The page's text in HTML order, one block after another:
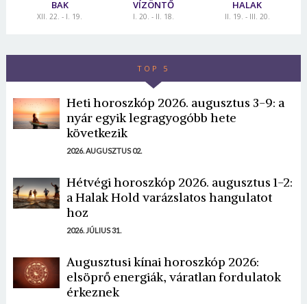
BAK
XII. 22. - I. 19.
VÍZÖNTŐ
I. 20. - II. 18.
HALAK
II. 19. - III. 20.
TOP 5
Heti horoszkóp 2026. augusztus 3-9: a
nyár egyik legragyogóbb hete
következik
2026. AUGUSZTUS 02.
Hétvégi horoszkóp 2026. augusztus 1-2:
a Halak Hold varázslatos hangulatot
hoz
2026. JÚLIUS 31.
Augusztusi kínai horoszkóp 2026:
elsöprő energiák, váratlan fordulatok
érkeznek
Borsonline bejelentkezés
E-mail cím vagy felhasználónév
Jelszó
Mégse Bejelentkezés